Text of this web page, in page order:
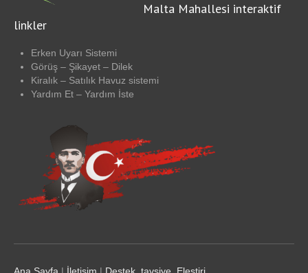
Malta Mahallesi interaktif
linkler
Erken Uyarı Sistemi
Görüş – Şikayet – Dilek
Kiralık – Satılık Havuz sistemi
Yardım Et – Yardım İste